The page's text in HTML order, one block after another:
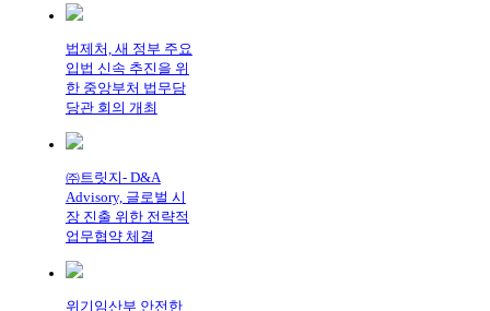
법제처, 새 정부 주요
입법 신속 추진을 위
한 중앙부처 법무담
당관 회의 개최
㈜트릿지- D&A
Advisory, 글로벌 시
장 진출 위한 전략적
업무협약 체결
위기임산부 안전한